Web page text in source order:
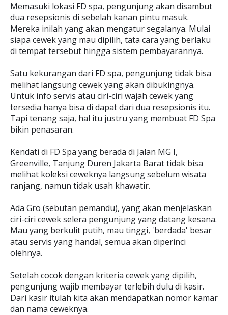
Memasuki lokasi FD spa, pengunjung akan disambut
dua resepsionis di sebelah kanan pintu masuk.
Mereka inilah yang akan mengatur segalanya. Mulai
siapa cewek yang mau dipilih, tata cara yang berlaku
di tempat tersebut hingga sistem pembayarannya.
Satu kekurangan dari FD spa, pengunjung tidak bisa
melihat langsung cewek yang akan dibukingnya.
Untuk info servis atau ciri-ciri wajah cewek yang
tersedia hanya bisa di dapat dari dua resepsionis itu.
Tapi tenang saja, hal itu justru yang membuat FD Spa
bikin penasaran.
Kendati di FD Spa yang berada di Jalan MG I,
Greenville, Tanjung Duren Jakarta Barat tidak bisa
melihat koleksi ceweknya langsung sebelum wisata
ranjang, namun tidak usah khawatir.
Ada Gro (sebutan pemandu), yang akan menjelaskan
ciri-ciri cewek selera pengunjung yang datang kesana.
Mau yang berkulit putih, mau tinggi, 'berdada' besar
atau servis yang handal, semua akan diperinci
olehnya.
Setelah cocok dengan kriteria cewek yang dipilih,
pengunjung wajib membayar terlebih dulu di kasir.
Dari kasir itulah kita akan mendapatkan nomor kamar
dan nama ceweknya.